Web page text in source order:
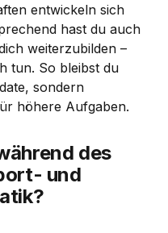
entwickeln sich
hast du auch
weiterzubilden –
tun. So bleibst du
sondern
höhere Aufgaben.
des
und